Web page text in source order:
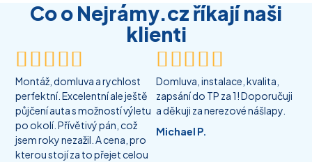
Co o Nejrámy.cz říkají naši
klienti

Montáž, domluva a rychlost
perfektní. Excelentní ale ještě
půjčení auta s možností výletu
po okolí. Přívětivý pán, což
jsem roky nezažil. A cena, pro
kterou stojí za to přejet celou

Domluva, instalace, kvalita,
zapsání do TP za 1! Doporučuji
a děkuji za nerezové nášlapy.
Michael P.